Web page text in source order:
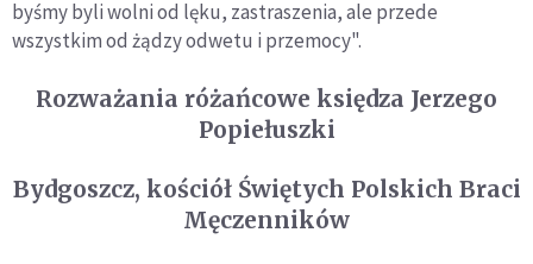
byśmy byli wolni od lęku, zastraszenia, ale przede
wszystkim od żądzy odwetu i przemocy".
Rozważania różańcowe księdza Jerzego
Popiełuszki
Bydgoszcz, kościół Świętych Polskich Braci
Męczenników